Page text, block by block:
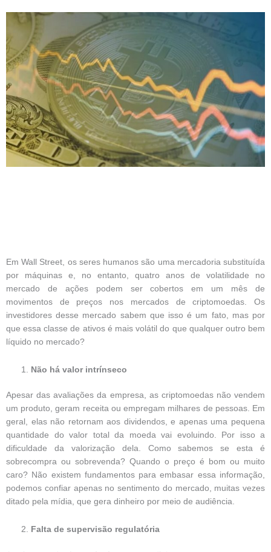
Em Wall Street, os seres humanos são uma mercadoria substituída
por máquinas e, no entanto, quatro anos de volatilidade no
mercado de ações podem ser cobertos em um mês de
movimentos de preços nos mercados de criptomoedas. Os
investidores desse mercado sabem que isso é um fato, mas por
que essa classe de ativos é mais volátil do que qualquer outro bem
líquido no mercado?
Não há valor intrínseco
Apesar das avaliações da empresa, as criptomoedas não vendem
um produto, geram receita ou empregam milhares de pessoas. Em
geral, elas não retornam aos dividendos, e apenas uma pequena
quantidade do valor total da moeda vai evoluindo. Por isso a
dificuldade da valorização dela. Como sabemos se esta é
sobrecompra ou sobrevenda? Quando o preço é bom ou muito
caro? Não existem fundamentos para embasar essa informação,
podemos confiar apenas no sentimento do mercado, muitas vezes
ditado pela mídia, que gera dinheiro por meio de audiência.
Falta de supervisão regulatória